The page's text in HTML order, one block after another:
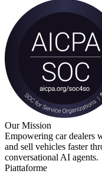
Our Mission
Empowering car dealers
and sell vehicles faster
conversational AI agents.
Piattaforme